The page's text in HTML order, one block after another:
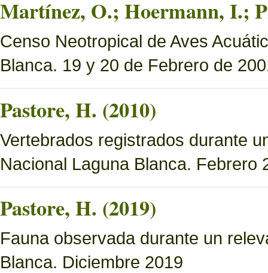
Martínez, O.; Hoermann, I.;
Censo Neotropical de Aves
Blanca. 19 y 20 de Febrero de
Pastore, H. (2010)
Vertebrados registrados durante
Nacional Laguna Blanca. Febrero
Pastore, H. (2019)
Fauna observada durante un
Blanca. Diciembre 2019